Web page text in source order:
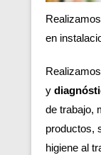
en
y
de trabajo,
productos,
higiene al